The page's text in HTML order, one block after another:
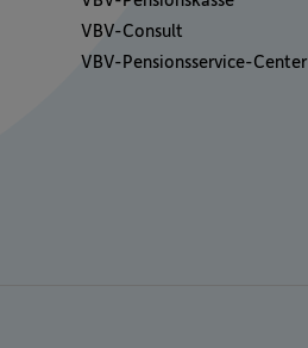
VBV-Consult
VBV-Pensionsservice-Center